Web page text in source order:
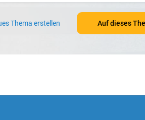
Auf dieses
Thema erstellen